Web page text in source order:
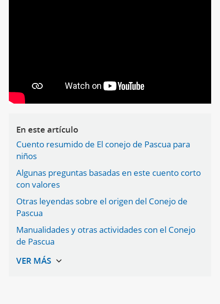
En este artículo
Cuento resumido de El conejo de Pascua para
niños
Algunas preguntas basadas en este cuento corto
con valores
Otras leyendas sobre el origen del Conejo de
Pascua
Manualidades y otras actividades con el Conejo
de Pascua